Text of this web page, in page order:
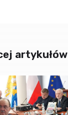
artykułów